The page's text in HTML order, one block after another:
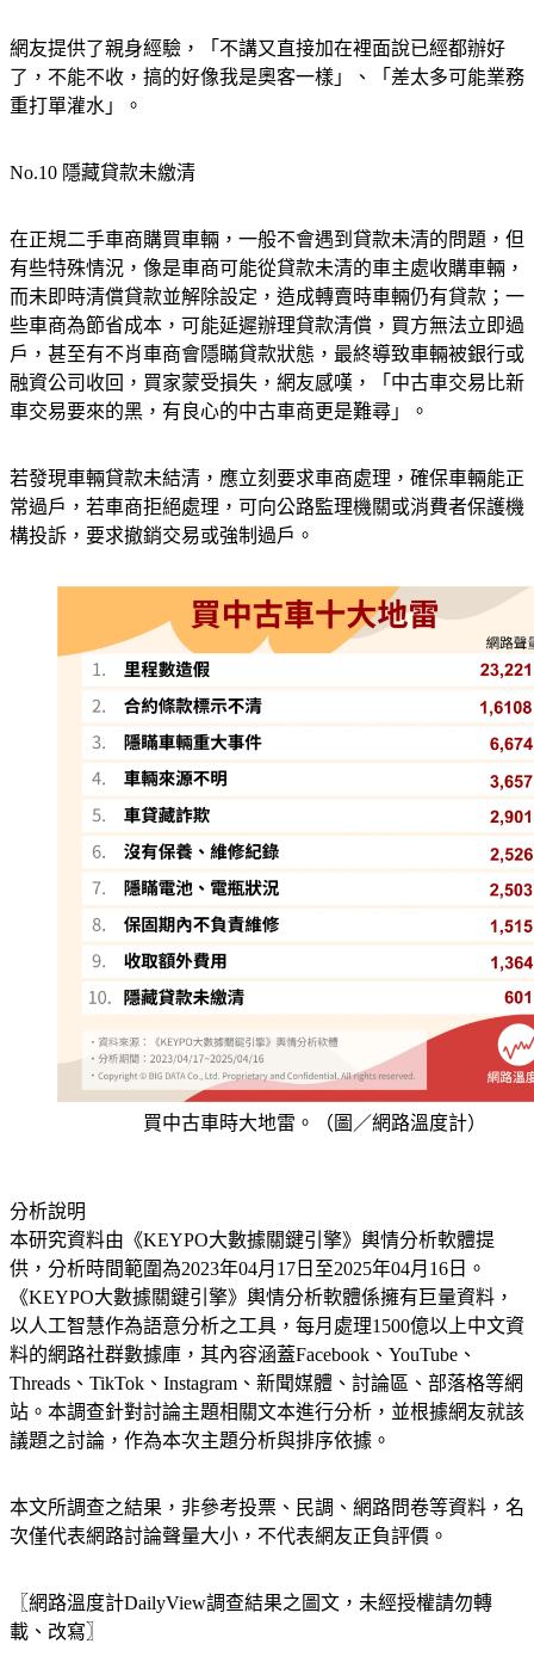
網友提供了親身經驗，「不講又直接加在裡面說已經都辦好
了，不能不收，搞的好像我是奧客一樣」、「差太多可能業務
重打單灌水」。
No.10 隱藏貸款未繳清
在正規二手車商購買車輛，一般不會遇到貸款未清的問題，但
有些特殊情況，像是車商可能從貸款未清的車主處收購車輛，
而未即時清償貸款並解除設定，造成轉賣時車輛仍有貸款；一
些車商為節省成本，可能延遲辦理貸款清償，買方無法立即過
戶，甚至有不肖車商會隱瞞貸款狀態，最終導致車輛被銀行或
融資公司收回，買家蒙受損失，網友感嘆，「中古車交易比新
車交易要來的黑，有良心的中古車商更是難尋」。
若發現車輛貸款未結清，應立刻要求車商處理，確保車輛能正
常過戶，若車商拒絕處理，可向公路監理機關或消費者保護機
構投訴，要求撤銷交易或強制過戶。
買中古車時大地雷。（圖／網路溫度計）
分析說明
本研究資料由《KEYPO大數據關鍵引擎》輿情分析軟體提
供，分析時間範圍為2023年04月17日至2025年04月16日。
《KEYPO大數據關鍵引擎》輿情分析軟體係擁有巨量資料，
以人工智慧作為語意分析之工具，每月處理1500億以上中文資
料的網路社群數據庫，其內容涵蓋Facebook、YouTube、
Threads、TikTok、Instagram、新聞媒體、討論區、部落格等網
站。本調查針對討論主題相關文本進行分析，並根據網友就該
議題之討論，作為本次主題分析與排序依據。
本文所調查之結果，非參考投票、民調、網路問卷等資料，名
次僅代表網路討論聲量大小，不代表網友正負評價。
〖網路溫度計DailyView調查結果之圖文，未經授權請勿轉
載、改寫〗